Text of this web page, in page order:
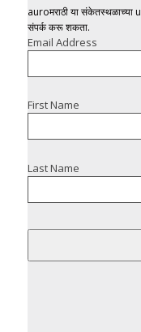
auroमराठी या संकेतस्थळाच्या
संपर्क करू शकता.
Email Address
First Name
Last Name